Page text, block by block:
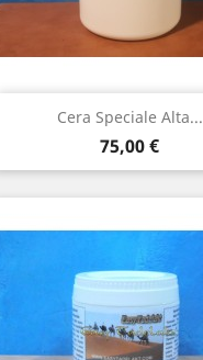
Cera Speciale Alta...
Prezzo
75,00 €